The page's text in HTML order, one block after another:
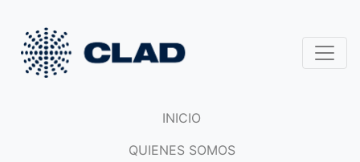
INICIO
QUIENES SOMOS